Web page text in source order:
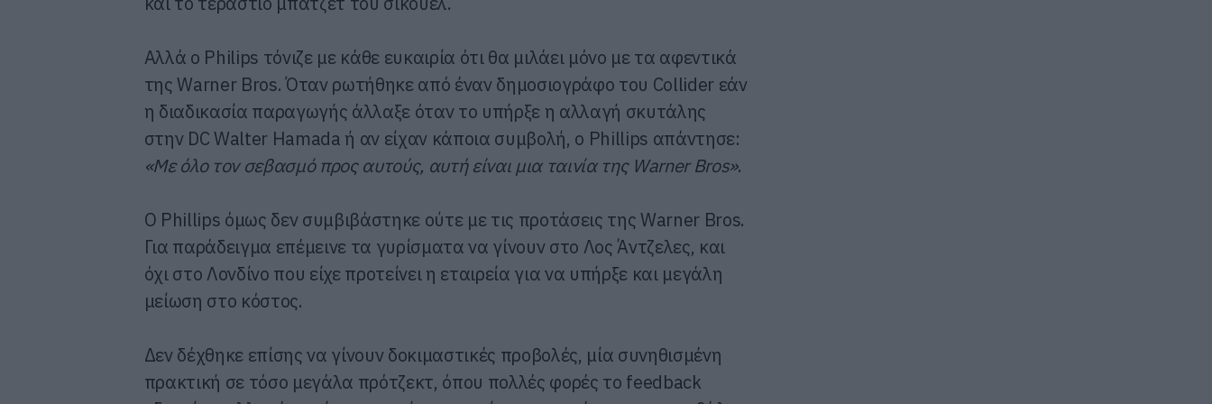
Αλλά ο Philips τόνιζε με κάθε ευκαιρία ότι θα μιλάει μόνο με τα αφεντικά
της Warner Bros. Όταν ρωτήθηκε από έναν δημοσιογράφο του Collider εάν
η διαδικασία παραγωγής άλλαξε όταν το υπήρξε η αλλαγή σκυτάλης
στην DC Walter Hamada ή αν είχαν κάποια συμβολή, ο Phillips απάντησε:
«Με όλο τον σεβασμό προς αυτούς, αυτή είναι μια ταινία της Warner Bros».
O Phillips όμως δεν συμβιβάστηκε ούτε με τις προτάσεις της Warner Bros.
Για παράδειγμα επέμεινε τα γυρίσματα να γίνουν στο Λος Άντζελες, και
όχι στο Λονδίνο που είχε προτείνει η εταιρεία για να υπήρξε και μεγάλη
μείωση στο κόστος.
Δεν δέχθηκε επίσης να γίνουν δοκιμαστικές προβολές, μία συνηθισμένη
πρακτική σε τόσο μεγάλα πρότζεκτ, όπου πολλές φορές το feedback